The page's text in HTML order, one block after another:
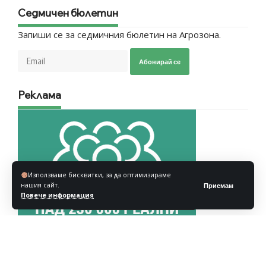
Използваме бисквитки, за да оптимизираме
нашия сайт.
Повече информация
Приемам
Седмичен бюлетин
Запиши се за седмичния бюлетин на Агрозона.
Абонирай се
Реклама